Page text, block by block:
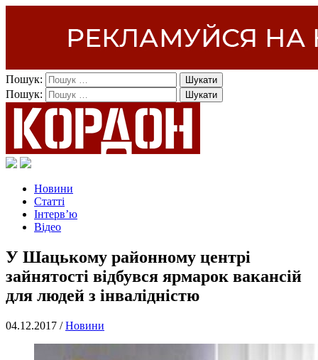
Пошук:
Пошук:
Новини
Статті
Інтерв’ю
Відео
У Шацькому районному центрі
зайнятості відбувся ярмарок вакансій
для людей з інвалідністю
04.12.2017 /Новини